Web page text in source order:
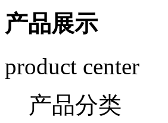
产品展示
product center
产品分类